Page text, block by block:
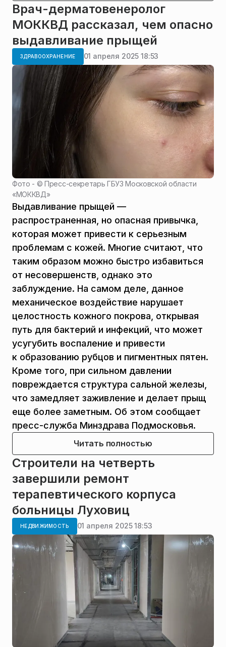
Врач-дерматовенеролог
МОККВД рассказал, чем опасно
выдавливание прыщей
ЗДРАВООХРАНЕНИЕ 01 апреля 2025 18:53
Фото - ©Пресс-секретарь ГБУЗ Московской области
«МОККВД»
Выдавливание прыщей —
распространенная, но опасная привычка,
которая может привести к серьезным
проблемам с кожей. Многие считают, что
таким образом можно быстро избавиться
от несовершенств, однако это
заблуждение. На самом деле, данное
механическое воздействие нарушает
целостность кожного покрова, открывая
путь для бактерий и инфекций, что может
усугубить воспаление и привести
к образованию рубцов и пигментных пятен.
Кроме того, при сильном давлении
повреждается структура сальной железы,
что замедляет заживление и делает прыщ
еще более заметным. Об этом сообщает
пресс-служба Минздрава Подмосковья.
Читать полностью
Строители на четверть
завершили ремонт
терапевтического корпуса
больницы Луховиц
НЕДВИЖИМОСТЬ 01 апреля 2025 18:53